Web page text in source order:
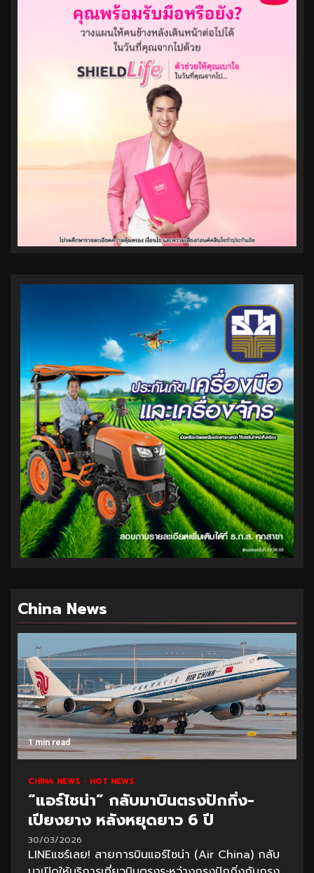
China News
1 min read
CHINA NEWS HOT NEWS
“แอร์ไชน่า” กลับมาบินตรงปักกิ่ง-
เปียงยาง หลังหยุดยาว 6 ปี
30/03/2026
LINEแชร์เลย! สายการบินแอร์ไชน่า (Air China) กลับ